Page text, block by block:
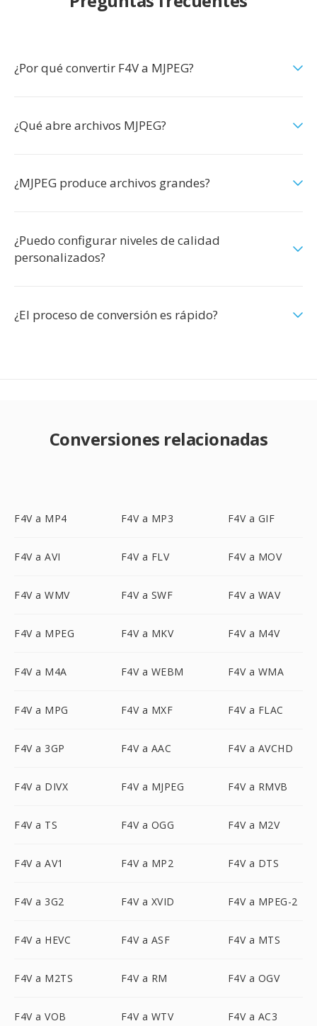
¿Por qué convertir F4V a MJPEG?
¿Qué abre archivos MJPEG?
¿MJPEG produce archivos grandes?
¿Puedo configurar niveles de calidad
personalizados?
¿El proceso de conversión es rápido?
Conversiones relacionadas
F4V a MP4 F4V a MP3 F4V a GIF
F4V a AVI F4V a FLV F4V a MOV
F4V a WMV F4V a SWF F4V a WAV
F4V a MPEG F4V a MKV F4V a M4V
F4V a M4A F4V a WEBM F4V a WMA
F4V a MPG F4V a MXF F4V a FLAC
F4V a 3GP F4V a AAC F4V a AVCHD
F4V a DIVX F4V a MJPEG F4V a RMVB
F4V a TS F4V a OGG F4V a M2V
F4V a AV1 F4V a MP2 F4V a DTS
F4V a 3G2 F4V a XVID F4V a MPEG-2
F4V a HEVC F4V a ASF F4V a MTS
F4V a M2TS F4V a RM F4V a OGV
F4V a VOB F4V a WTV F4V a AC3